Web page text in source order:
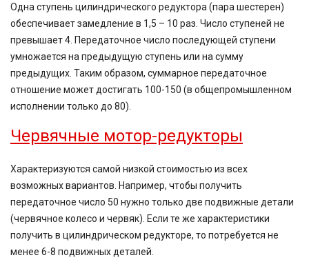
Одна ступень цилиндрического редуктора (пара шестерен)
обеспечивает замедление в 1,5 – 10 раз. Число ступеней не
превышает 4. Передаточное число последующей ступени
умножается на предыдущую ступень или на сумму
предыдущих. Таким образом, суммарное передаточное
отношение может достигать 100-150 (в общепромышленном
исполнении только до 80).
Червячные мотор-редукторы
Характеризуются самой низкой стоимостью из всех
возможных вариантов. Например, чтобы получить
передаточное число 50 нужно только две подвижные детали
(червячное колесо и червяк). Если те же характеристики
получить в цилиндрическом редукторе, то потребуется не
менее 6-8 подвижных деталей.